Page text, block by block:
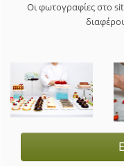
Οι φωτογραφίες στο